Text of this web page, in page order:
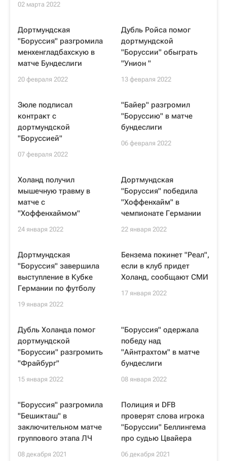
02 марта 2022
Дортмундская
"Боруссия" разгромила
менхенгладбахскую в
матче Бундеслиги
20 февраля 2022
Дубль Ройса помог
дортмундской
"Боруссии" обыграть
"Унион "
13 февраля 2022
Зюле подписал
контракт с
дортмундской
"Боруссией"
07 февраля 2022
"Байер" разгромил
"Боруссию" в матче
бундеслиги
06 февраля 2022
Холанд получил
мышечную травму в
матче с
"Хоффенхаймом"
24 января 2022
Дортмундская
"Боруссия" победила
"Хоффенхайм" в
чемпионате Германии
22 января 2022
Дортмундская
"Боруссия" завершила
выступление в Кубке
Германии по футболу
19 января 2022
Бензема покинет "Реал",
если в клуб придет
Холанд, сообщают СМИ
17 января 2022
Дубль Холанда помог
дортмундской
"Боруссии" разгромить
"Фрайбург"
15 января 2022
"Боруссия" одержала
победу над
"Айнтрахтом" в матче
бундеслиги
08 января 2022
"Боруссия" разгромила
"Бешикташ" в
заключительном матче
группового этапа ЛЧ
08 декабря 2021
Полиция и DFB
проверят слова игрока
"Боруссии" Беллингема
про судью Цвайера
06 декабря 2021